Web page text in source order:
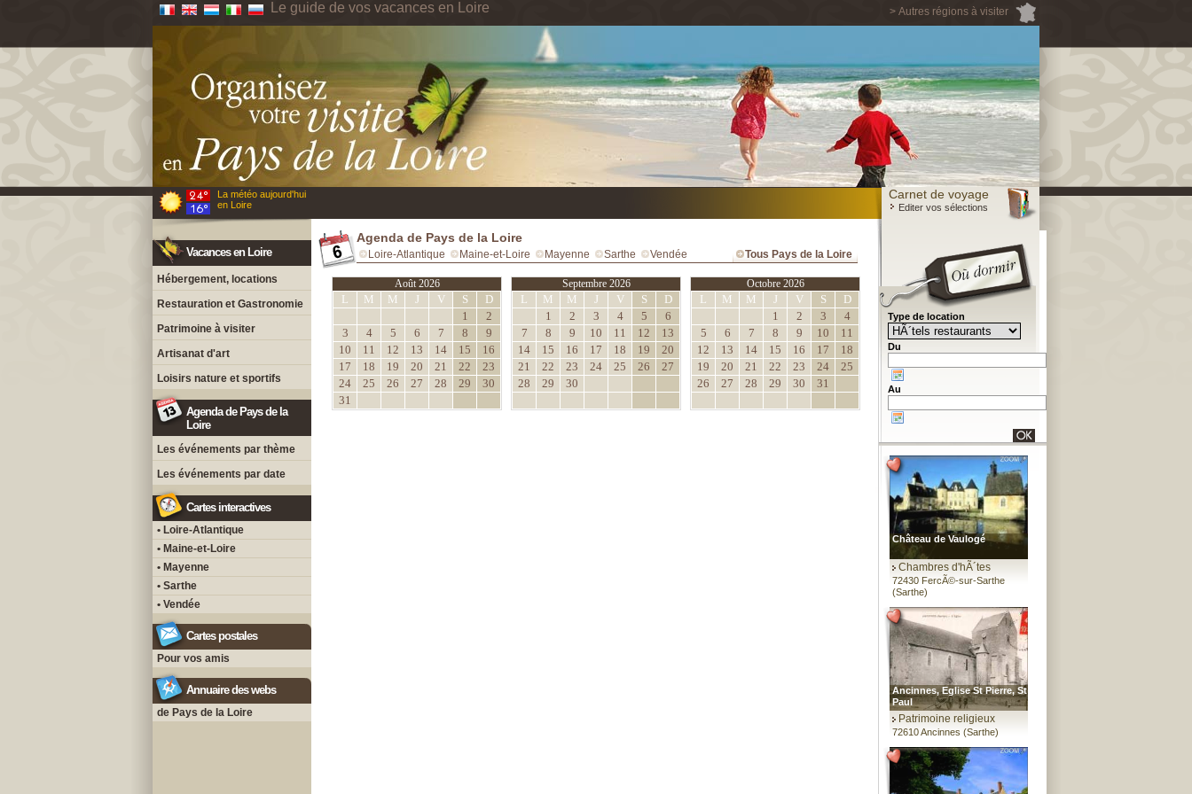
> Autres régions à visiter
Le guide de vos vacances en Loire
La météo aujourd'hui
en Loire
Carnet de voyage
Editer vos sélections
Vacances en Loire
Hébergement, locations
Restauration et Gastronomie
Patrimoine à visiter
Artisanat d'art
Loisirs nature et sportifs
Agenda de Pays de la
Loire
Les événements par thème
Les événements par date
Cartes interactives
• Loire-Atlantique
• Maine-et-Loire
• Mayenne
• Sarthe
• Vendée
Cartes postales
Pour vos amis
Annuaire des webs
de Pays de la Loire
Agenda de Pays de la Loire
Loire-Atlantique Maine-et-Loire Mayenne Sarthe Vendée Tous Pays de la Loire
Août 2026
L M M J V S
D
1
2
3
4 5 6 7 8
9
10
11 12 13 14 15
16
17
18 19 20 21 22
23
24
25 26 27 28 29
30
31
Septembre 2026
L M M J V S
D
1
2 3 4 5
6
7
8 9 10 11 12
13
14
15 16 17 18 19
20
21
22 23 24 25 26
27
28
29 30
Octobre 2026
L M M J V S
D
1
2 3
4
5
6 7 8 9 10
11
12
13 14 15 16 17
18
19
20 21 22 23 24
25
26
27 28 29 30 31
Type de location
Du
Au
Château de Vaulogé
Chambres d'hÃ´tes
72430 FercÃ©-sur-Sarthe
(Sarthe)
Ancinnes, Eglise St Pierre, St
Paul
Patrimoine religieux
72610 Ancinnes (Sarthe)